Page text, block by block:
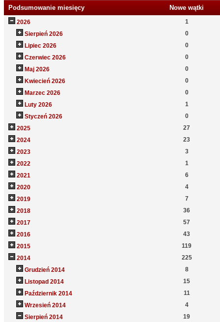
Podsumowanie miesięcy Nowe wątki
2026
1
Sierpień 2026
0
Lipiec 2026
0
Czerwiec 2026
0
Maj 2026
0
Kwiecień 2026
0
Marzec 2026
0
Luty 2026
1
Styczeń 2026
0
2025
27
2024
23
2023
3
2022
1
2021
6
2020
4
2019
7
2018
36
2017
57
2016
43
2015
119
2014
225
Grudzień 2014
8
Listopad 2014
15
Październik 2014
11
Wrzesień 2014
4
Sierpień 2014
19